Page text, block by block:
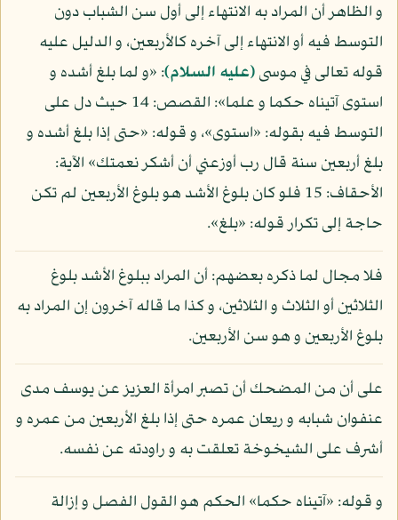
و الظاهر أن المراد به الانتهاء إلى أول سن الشباب دون
التوسط فيه أو الانتهاء إلى آخره كالأربعين، و الدليل عليه
قوله تعالى في موسى(عليه السلام): «و لما بلغ أشده و
استوى آتيناه حكما و علما»: القصص: 14 حيث دل على
التوسط فيه بقوله: «استوى»، و قوله: «حتى إذا بلغ أشده و
بلغ أربعين سنة قال رب أوزعني أن أشكر نعمتك» الآية:
الأحقاف: 15 فلو كان بلوغ الأشد هو بلوغ الأربعين لم تكن
حاجة إلى تكرار قوله: «بلغ».
فلا مجال لما ذكره بعضهم: أن المراد ببلوغ الأشد بلوغ
الثلاثين أو الثلاث و الثلاثين، و كذا ما قاله آخرون إن المراد به
بلوغ الأربعين و هو سن الأربعين.
على أن من المضحك أن تصبر امرأة العزيز عن يوسف مدى
عنفوان شبابه و ريعان عمره حتى إذا بلغ الأربعين من عمره و
أشرف على الشيخوخة تعلقت به و راودته عن نفسه.
و قوله: «آتيناه حكما» الحكم هو القول الفصل و إزالة